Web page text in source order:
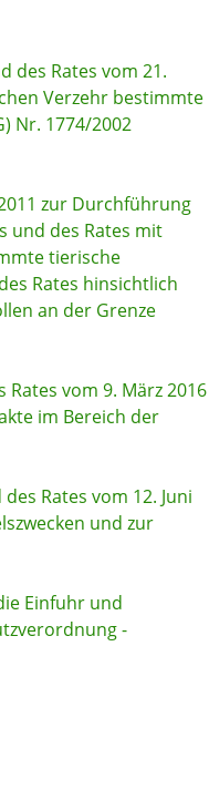
des Rates vom 21.
Verzehr bestimmte
Nr. 1774/2002
zur Durchführung
und des Rates mit
tierische
Rates hinsichtlich
an der Grenze
vom 9. März 2016
im Bereich der
Rates vom 12. Juni
und zur
Einfuhr und
-